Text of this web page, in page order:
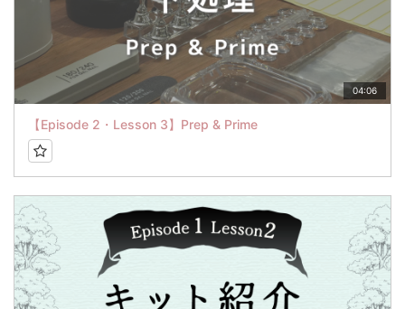
04:06
【Episode 2・Lesson 3】Prep & Prime